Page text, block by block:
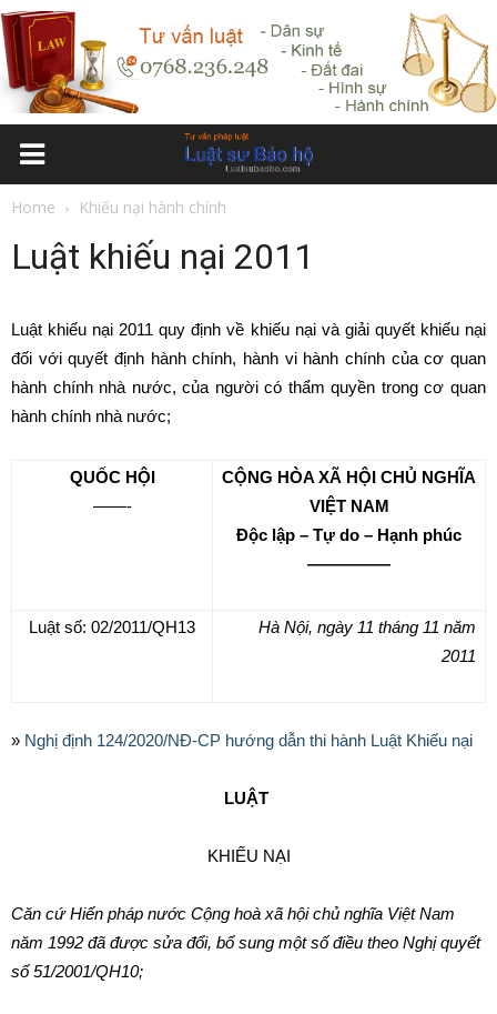
Home Khiếu nại hành chính
Luật khiếu nại 2011
Luật khiếu nại 2011 quy định về khiếu nại và giải quyết khiếu nại
đối với quyết định hành chính, hành vi hành chính của cơ quan
hành chính nhà nước, của người có thẩm quyền trong cơ quan
hành chính nhà nước;
QUỐC HỘI
——-
CỘNG HÒA XÃ HỘI CHỦ NGHĨA
VIỆT NAM
Độc lập – Tự do – Hạnh phúc
—————
Luật số: 02/2011/QH13
Hà Nội, ngày 11 tháng 11 năm
2011
» Nghị định 124/2020/NĐ-CP hướng dẫn thi hành Luật Khiếu nại
LUẬT
KHIẾU NẠI
Căn cứ Hiến pháp nước Cộng hoà xã hội chủ nghĩa Việt Nam
năm 1992 đã được sửa đổi, bổ sung một số điều theo Nghị quyết
số 51/2001/QH10;